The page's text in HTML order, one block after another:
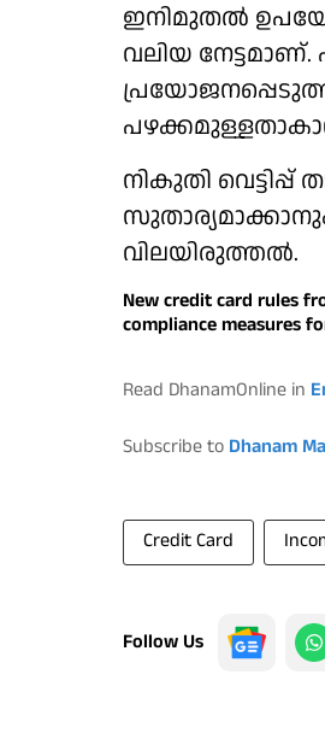
ഇനിമുതല്‍
വലിയ
നികുതി
വിലയിരുത്തല്‍.
New credit card rules
compliance measures
Read DhanamOnline in
Subscribe to Dhanam
Credit Card
Follow Us